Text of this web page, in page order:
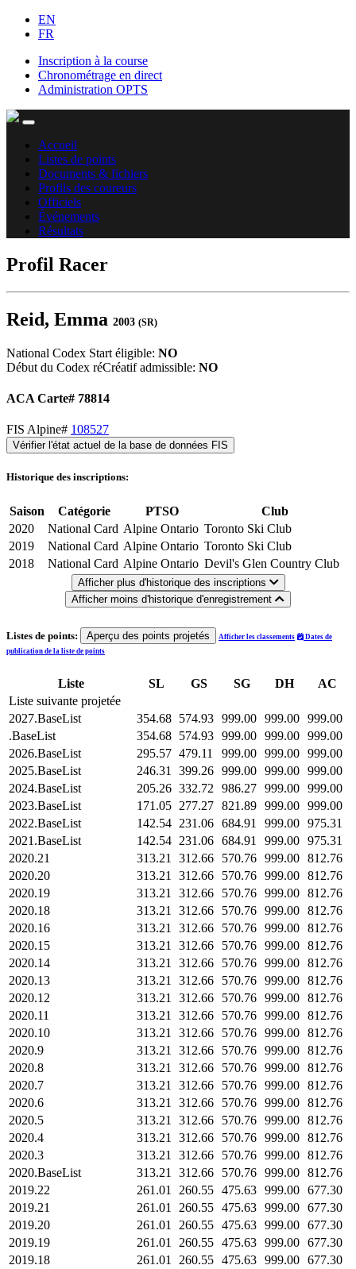
EN
FR
Inscription à la course
Chronométrage en direct
Administration OPTS
Accueil
Listes de points
Documents & fichiers
Profils des coureurs
Officiels
Événements
Résultats
Profil Racer
Reid, Emma 2003 (SR)
National Codex Start éligible: NO
Début du Codex réCréatif admissible: NO
ACA Carte# 78814
FIS Alpine# 108527
Vérifier l'état actuel de la base de données FIS
Historique des inscriptions:
Saison Catégorie PTSO
Club
2020
National Card Alpine Ontario Toronto Ski Club
2019
National Card Alpine Ontario Toronto Ski Club
2018
National Card Alpine Ontario Devil's Glen Country Club
Afficher plus d'historique des inscriptions
Afficher moins d'historique d'enregistrement
Listes de points: Aperçu des points projetés Afficher les classements
Dates de
publication de la liste de points
Liste SL GS SG DH
AC
Liste suivante projetée
2027.BaseList
354.68 574.93 999.00 999.00 999.00
.BaseList
354.68 574.93 999.00 999.00 999.00
2026.BaseList
295.57 479.11 999.00 999.00 999.00
2025.BaseList
246.31 399.26 999.00 999.00 999.00
2024.BaseList
205.26 332.72 986.27 999.00 999.00
2023.BaseList
171.05 277.27 821.89 999.00 999.00
2022.BaseList
142.54 231.06 684.91 999.00 975.31
2021.BaseList
142.54 231.06 684.91 999.00 975.31
2020.21
313.21 312.66 570.76 999.00 812.76
2020.20
313.21 312.66 570.76 999.00 812.76
2020.19
313.21 312.66 570.76 999.00 812.76
2020.18
313.21 312.66 570.76 999.00 812.76
2020.16
313.21 312.66 570.76 999.00 812.76
2020.15
313.21 312.66 570.76 999.00 812.76
2020.14
313.21 312.66 570.76 999.00 812.76
2020.13
313.21 312.66 570.76 999.00 812.76
2020.12
313.21 312.66 570.76 999.00 812.76
2020.11
313.21 312.66 570.76 999.00 812.76
2020.10
313.21 312.66 570.76 999.00 812.76
2020.9
313.21 312.66 570.76 999.00 812.76
2020.8
313.21 312.66 570.76 999.00 812.76
2020.7
313.21 312.66 570.76 999.00 812.76
2020.6
313.21 312.66 570.76 999.00 812.76
2020.5
313.21 312.66 570.76 999.00 812.76
2020.4
313.21 312.66 570.76 999.00 812.76
2020.3
313.21 312.66 570.76 999.00 812.76
2020.BaseList
313.21 312.66 570.76 999.00 812.76
2019.22
261.01 260.55 475.63 999.00 677.30
2019.21
261.01 260.55 475.63 999.00 677.30
2019.20
261.01 260.55 475.63 999.00 677.30
2019.19
261.01 260.55 475.63 999.00 677.30
2019.18
261.01 260.55 475.63 999.00 677.30